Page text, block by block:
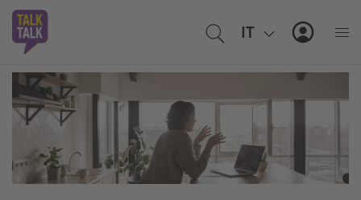
IT
FR